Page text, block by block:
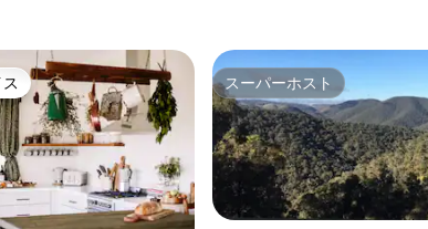
ョイスです。 スーパーホスト
スーパーホスト